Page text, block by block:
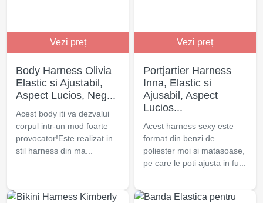
Vezi preț
Body Harness Olivia
Elastic si Ajustabil,
Aspect Lucios, Neg...
Acest body iti va dezvalui
corpul intr-un mod foarte
provocator!Este realizat in
stil harness din ma...
Vezi preț
Portjartier Harness
Inna, Elastic si
Ajusabil, Aspect
Lucios...
Acest harness sexy este
format din benzi de
poliester moi si matasoase,
pe care le poti ajusta in fu...